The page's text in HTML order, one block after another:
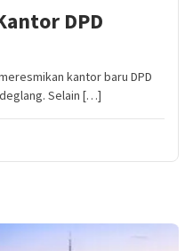
DPD
kantor baru DPD
Selain […]